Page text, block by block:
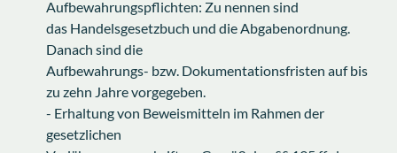
Aufbewahrungspflichten: Zu nennen sind
das Handelsgesetzbuch und die Abgabenordnung.
Danach sind die
Aufbewahrungs- bzw. Dokumentationsfristen auf bis
zu zehn Jahre vorgegeben.
- Erhaltung von Beweismitteln im Rahmen der
gesetzlichen